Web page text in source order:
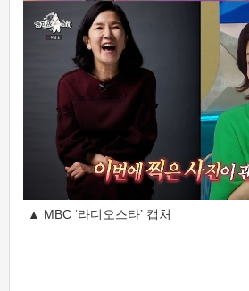
▲ MBC ‘라디오스타’ 캡처